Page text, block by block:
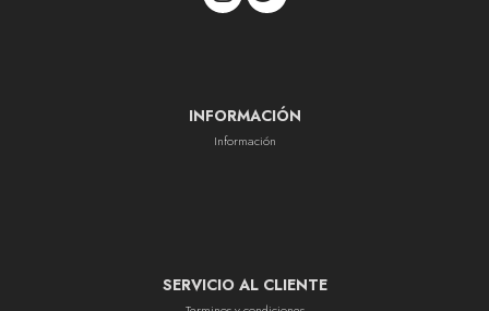
INFORMACIÓN
Información
SERVICIO AL CLIENTE